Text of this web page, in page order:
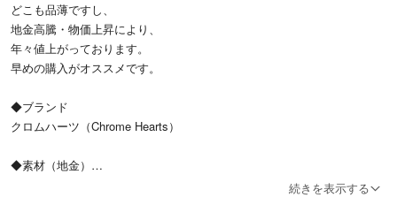
どこも品薄ですし、
地金高騰・物価上昇により、
年々値上がっております。
早めの購入がオススメです。
◆ブランド
クロムハーツ（Chrome Hearts）
◆素材（地金）
続きを表示する